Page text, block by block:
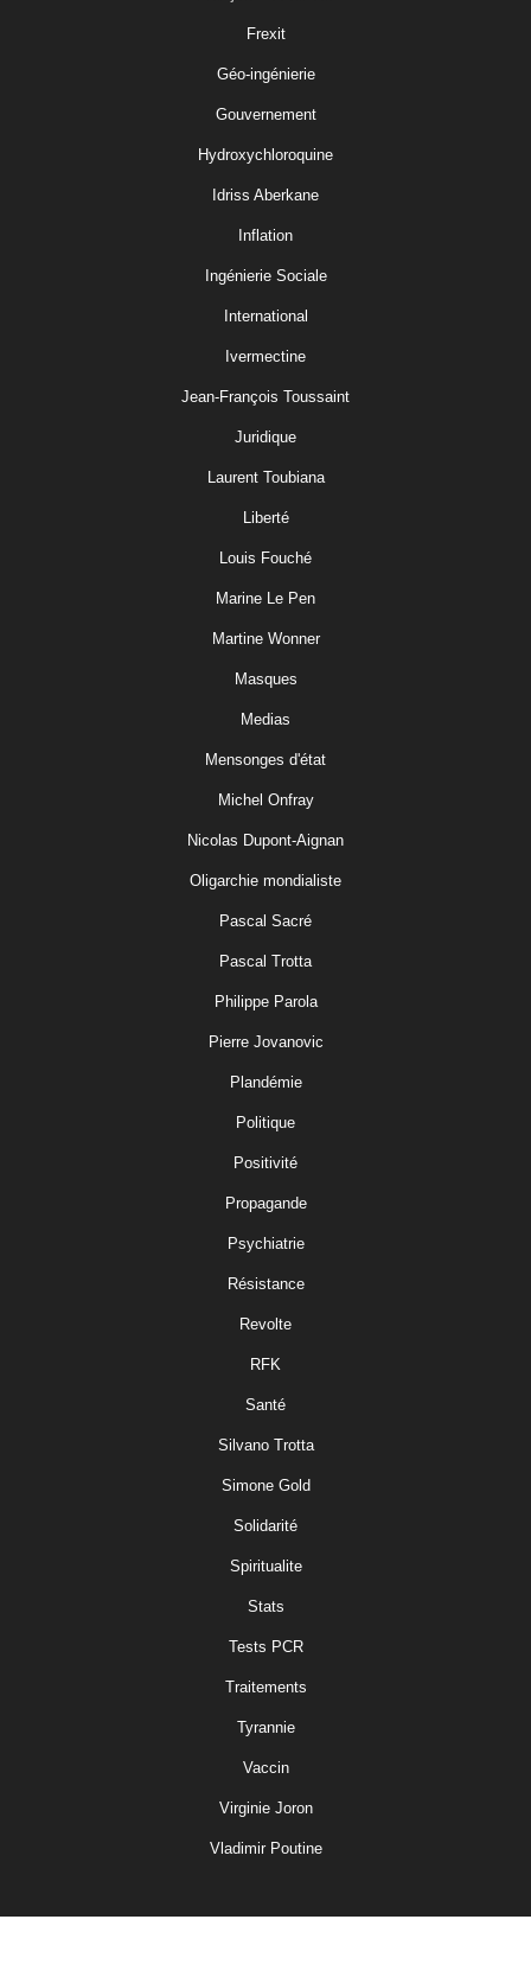
Frexit
Géo-ingénierie
Gouvernement
Hydroxychloroquine
Idriss Aberkane
Inflation
Ingénierie Sociale
International
Ivermectine
Jean-François Toussaint
Juridique
Laurent Toubiana
Liberté
Louis Fouché
Marine Le Pen
Martine Wonner
Masques
Medias
Mensonges d'état
Michel Onfray
Nicolas Dupont-Aignan
Oligarchie mondialiste
Pascal Sacré
Pascal Trotta
Philippe Parola
Pierre Jovanovic
Plandémie
Politique
Positivité
Propagande
Psychiatrie
Résistance
Revolte
RFK
Santé
Silvano Trotta
Simone Gold
Solidarité
Spiritualite
Stats
Tests PCR
Traitements
Tyrannie
Vaccin
Virginie Joron
Vladimir Poutine